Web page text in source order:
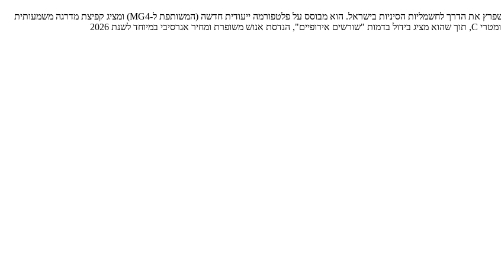
ה-MG S5 הוא רכב פנאי (SUV) חשמלי קומפקטי שמחליף את ה-ZS EV הוותיק, שפרץ את הדרך לחשמליות הסיניות בישראל. הוא מבוסס על פלטפורמה ייעודית חדשה (המשותפת ל-MG4) ומציג קפיצת מדרגה משמעותית